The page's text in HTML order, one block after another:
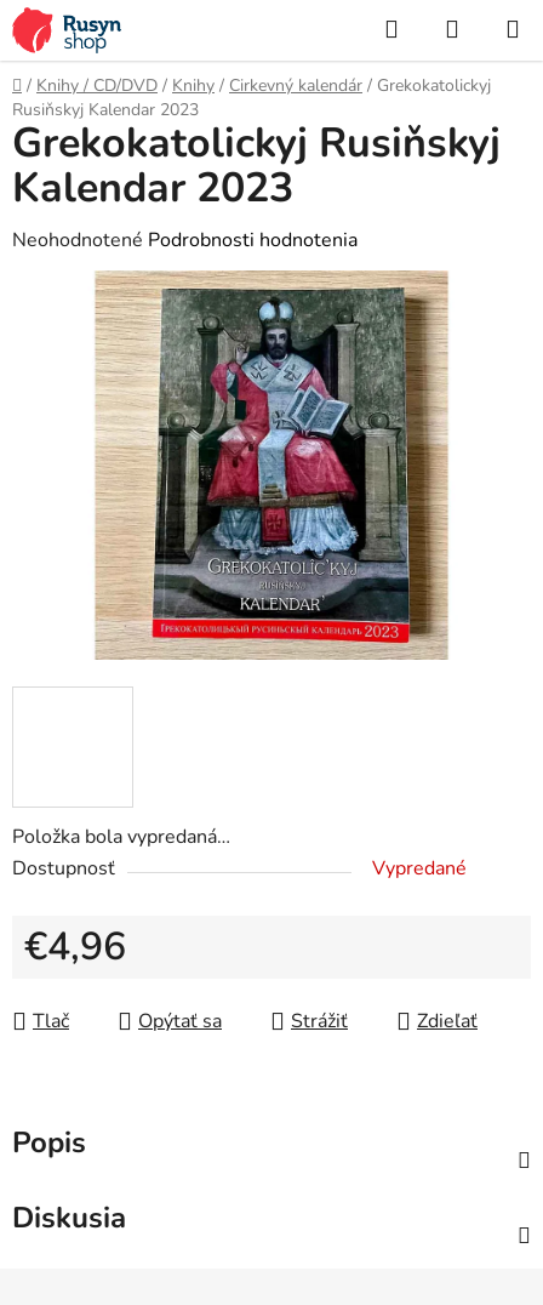
Prejsť
na
obsah
Hľadať
KOŠÍK
Domov
/ Knihy / CD/DVD / Knihy / Cirkevný kalendár / Grekokatolickyj
Rusiňskyj Kalendar 2023
Položka bola vypredaná…
Dostupnosť
Vypredané
€4,96
Tlač
Opýtať sa Strážiť Zdieľať
Grekokatolickyj Rusiňskyj
Kalendar 2023
Priemerné
hodnotenie
hviezdičiek.
Neohodnotené Podrobnosti hodnotenia
Popis
Diskusia